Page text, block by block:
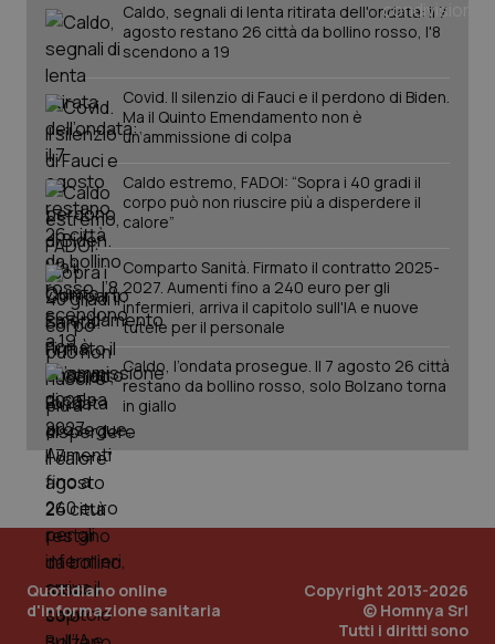
Caldo, segnali di lenta ritirata dell'ondata: il 7
agosto restano 26 città da bollino rosso, l'8
scendono a 19
Covid. Il silenzio di Fauci e il perdono di Biden.
Ma il Quinto Emendamento non è
un’ammissione di colpa
Caldo estremo, FADOI: “Sopra i 40 gradi il
corpo può non riuscire più a disperdere il
calore”
Comparto Sanità. Firmato il contratto 2025-
2027. Aumenti fino a 240 euro per gli
infermieri, arriva il capitolo sull'IA e nuove
tutele per il personale
Caldo, l’ondata prosegue. Il 7 agosto 26 città
restano da bollino rosso, solo Bolzano torna
in giallo
Quotidiano online
d'informazione sanitaria
Copyright 2013-2026
© Homnya Srl
Tutti i diritti sono
PHPSESSID
PHP.net